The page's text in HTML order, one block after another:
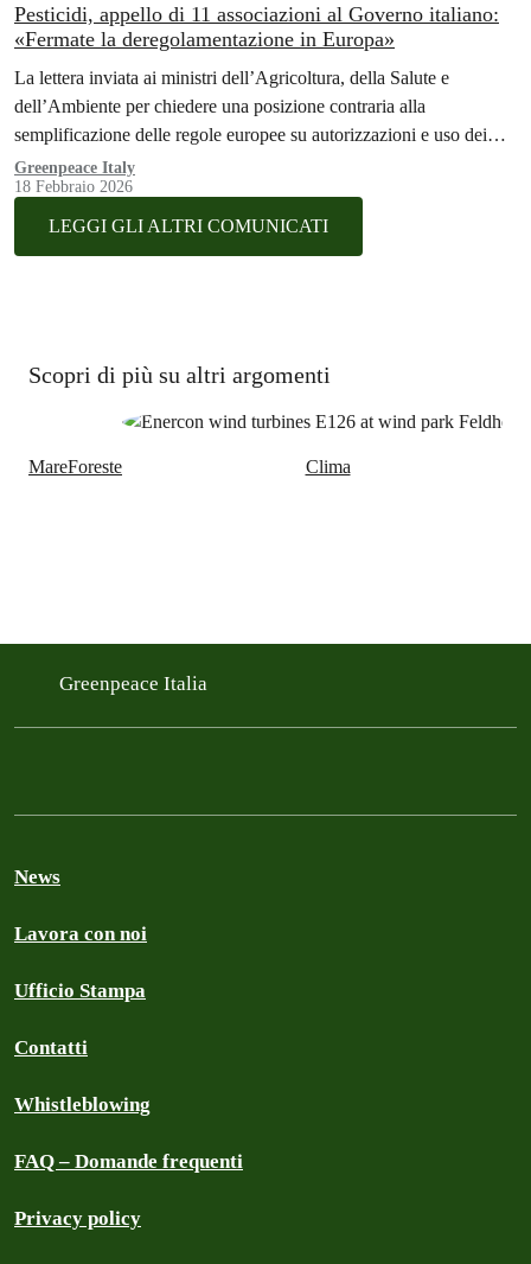
Pesticidi, appello di 11 associazioni al Governo italiano:
«Fermate la deregolamentazione in Europa»
La lettera inviata ai ministri dell’Agricoltura, della Salute e
dell’Ambiente per chiedere una posizione contraria alla
semplificazione delle regole europee su autorizzazioni e uso dei
pesticidi.
Greenpeace Italy
18 Febbraio 2026
LEGGI GLI ALTRI COMUNICATI
Scopri di più su altri argomenti
MareForeste Clima
Greenpeace Italia
News
Lavora con noi
Ufficio Stampa
Contatti
Whistleblowing
FAQ – Domande frequenti
Privacy policy